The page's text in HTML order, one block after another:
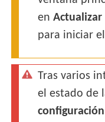
enActualizar
para iniciar
Tras varios
el estado de